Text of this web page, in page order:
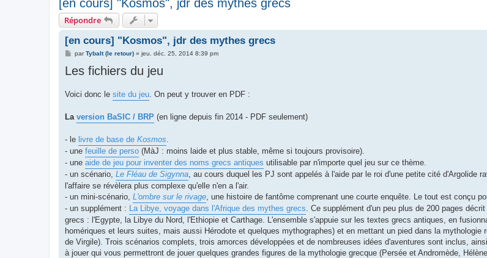
[en cours] "Kosmos", jdr des mythes grecs
Répondre
[en cours] "Kosmos", jdr des mythes grecs
M
s
s
e
parTybalt (le retour)» jeu. déc. 25, 2014 8:39 pm
Les fichiers du jeu
Voici donc le site du jeu . On peut y trouver en PDF :
La version BaSIC / BRP (en ligne depuis fin 2014 - PDF seulement)
- le livre de base de Kosmos
- une feuille de perso (MàJ : moins laide et plus stable, même si toujours provisoire).
- une aide de jeu pour inventer des noms grecs antiques utilisable par n'importe quel jeu sur ce thème.
- un scénario, Le Fléau de Sigynna , au cours duquel les PJ sont appelés à l'aide par le roi d'une petite cité d'Argolide
l'affaire se révèlera plus complexe qu'elle n'en a l'air.
- un mini-scénario, L'ombre sur le rivage , une histoire de fantôme comprenant une courte enquête. Le tout est conçu
- un supplément : La Libye, voyage dans l'Afrique des mythes grecs . Ce supplément d'un peu plus de 200 pages
grecs : l'Egypte, la Libye du Nord, l'Ethiopie et Carthage. L'ensemble s'appuie sur les textes grecs antiques, en
homériques et leurs suites, mais aussi Hérodote et quelques mythographes) et en mettant un pied dans la mythologie
de Virgile). Trois scénarios complets, trois amorces développées et de nombreuses idées d'aventures sont inclus,
à jouer qui vous permettront de jouer quelques grandes figures de la mythologie grecque (Persée et Andromède,